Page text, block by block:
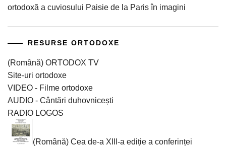
ortodoxă a cuviosului Paisie de la Paris în imagini
RESURSE ORTODOXE
(Română) ORTODOX TV
Site-uri ortodoxe
VIDEO - Filme ortodoxe
AUDIO - Cântări duhovnicești
RADIO LOGOS
(Română) Cea de-a XIII-a ediție a conferinței